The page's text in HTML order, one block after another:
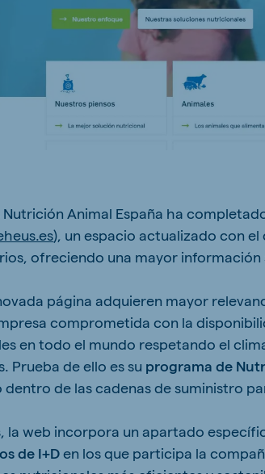
Nutrición Animal España ha
), un espacio actualizado con
ofreciendo una mayor
página adquieren mayor
comprometida con la
en todo el mundo respetando el
Prueba de ello es su programa de
de las cadenas de suministro
la web incorpora un apartado
de I+Den los que participa la
Ukraine (Koudijs)
Ukrainian